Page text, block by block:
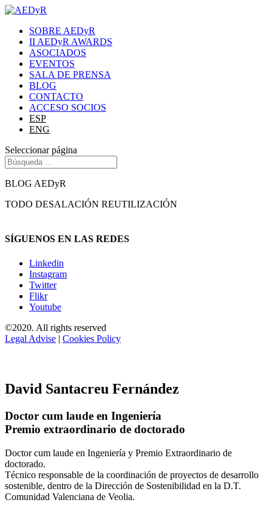
SOBRE AEDyR
II AEDyR AWARDS
ASOCIADOS
EVENTOS
SALA DE PRENSA
BLOG
CONTACTO
ACCESO SOCIOS
ESP
ENG
Seleccionar página
BLOG AEDyR
TODO DESALACIÓN REUTILIZACIÓN
SÍGUENOS EN LAS REDES
Linkedin
Instagram
Twitter
Flikr
Youtube
©2020. All rights reserved
Legal Advise | Cookies Policy
David Santacreu Fernández
Doctor cum laude en Ingeniería
Premio extraordinario de doctorado
Doctor cum laude en Ingeniería y Premio Extraordinario de
doctorado.
Técnico responsable de la coordinación de proyectos de desarrollo
sostenible, dentro de la Dirección de Sostenibilidad en la D.T.
Comunidad Valenciana de Veolia.